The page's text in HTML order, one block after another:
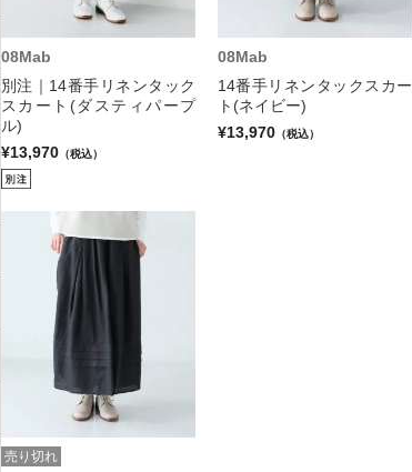
08Mab
別注｜14番手リネンタック
スカート(ダスティパープ
ル)
¥13,970 （税込）
08Mab
14番手リネンタックスカー
ト(ネイビー)
¥13,970 （税込）
売り切れ